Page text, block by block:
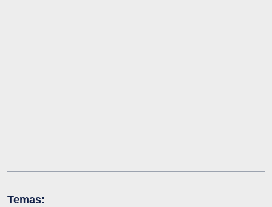
Temas: